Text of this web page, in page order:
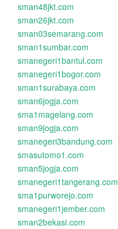
sman48jkt.com
sman26jkt.com
sman03semarang.com
sman1sumbar.com
smanegeri1bantul.com
smanegeri1bogor.com
sman1surabaya.com
sman6jogja.com
sma1magelang.com
sman9jogja.com
smanegeri3bandung.com
smasutomo1.com
sman5jogja.com
smanegeri1tangerang.com
sma1purworejo.com
smanegeri1jember.com
sman2bekasi.com